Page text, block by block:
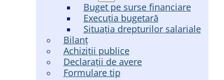
Buget pe surse financiare
Execuția bugetară
Situația drepturilor salariale
Bilanț
Achiziții publice
Declarații de avere
Formulare tip